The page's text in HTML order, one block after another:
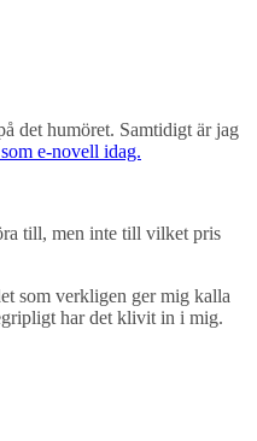
det humöret. Samtidigt är jag
e-novell idag.
till, men inte till vilket pris
som verkligen ger mig kalla
har det klivit in i mig.